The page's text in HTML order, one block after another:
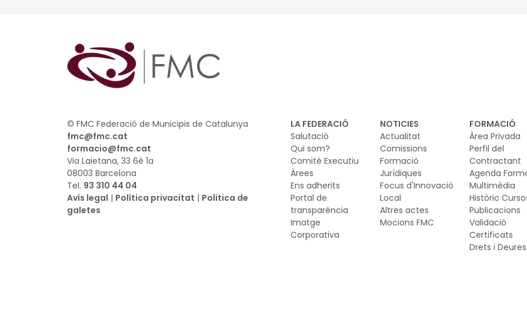
LA FEDERACIÓ
Salutació
Qui som?
Comitè Executiu
Àrees
Ens adherits
Portal de
transparència
Imatge
Corporativa
NOTICIES
Actualitat
Comissions
Formació
Jurídiques
Focus d'Innovació
Local
Altres actes
Mocions FMC
FORMACIÓ
Àrea Privada
Perfil del
Contractant
Agenda
Multimèdia
Històric
Publicacions
Validació
Certificats
Drets i Deures
© FMC Federació de Municipis de Catalunya
fmc@fmc.cat
formacio@fmc.cat
Via Laietana, 33 6è 1a
08003 Barcelona
Tel. 93 310 44 04
Avís legal | Política privacitat | Política de
galetes